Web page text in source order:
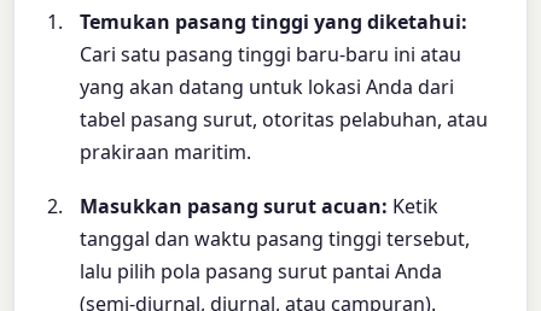
Temukan pasang tinggi yang diketahui:
Cari satu pasang tinggi baru-baru ini atau
yang akan datang untuk lokasi Anda dari
tabel pasang surut, otoritas pelabuhan, atau
prakiraan maritim.
Masukkan pasang surut acuan: Ketik
tanggal dan waktu pasang tinggi tersebut,
lalu pilih pola pasang surut pantai Anda
(semi-diurnal, diurnal, atau campuran).